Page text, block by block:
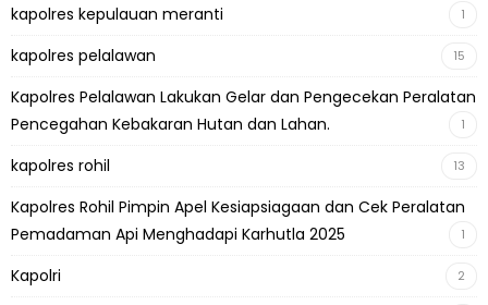
kapolres kepulauan meranti 1
kapolres pelalawan 15
Kapolres Pelalawan Lakukan Gelar dan Pengecekan Peralatan
Pencegahan Kebakaran Hutan dan Lahan.
1
kapolres rohil 13
Kapolres Rohil Pimpin Apel Kesiapsiagaan dan Cek Peralatan
Pemadaman Api Menghadapi Karhutla 2025
1
Kapolri 2